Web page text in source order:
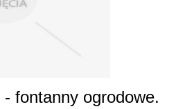
fontanny ogrodowe.